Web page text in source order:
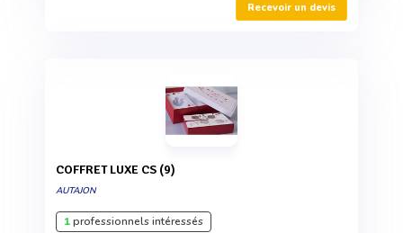
Recevoir un devis
COFFRET LUXE CS (9)
AUTAJON
1professionnels intéressés